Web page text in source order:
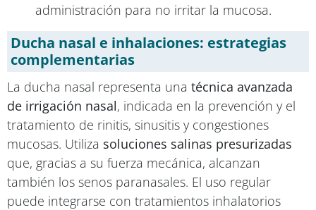
administración para no irritar la mucosa.
Ducha nasal e inhalaciones: estrategias
complementarias
La ducha nasal representa una técnica avanzada
de irrigación nasal, indicada en la prevención y el
tratamiento de rinitis, sinusitis y congestiones
mucosas. Utiliza soluciones salinas presurizadas
que, gracias a su fuerza mecánica, alcanzan
también los senos paranasales. El uso regular
puede integrarse con tratamientos inhalatorios